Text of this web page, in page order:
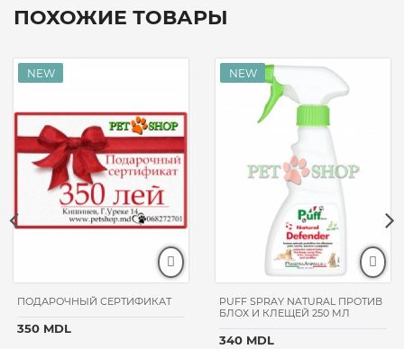
ПОХОЖИЕ ТОВАРЫ
ПОДАРОЧНЫЙ СЕРТИФИКАТ
350 MDL
PUFF SPRAY NATURAL ПРОТИВ
БЛОХ И КЛЕЩЕЙ 250 МЛ
340 MDL